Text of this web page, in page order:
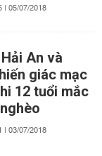
| 05/07/2018
An và
giác mạc
12 tuổi mắc
| 03/07/2018